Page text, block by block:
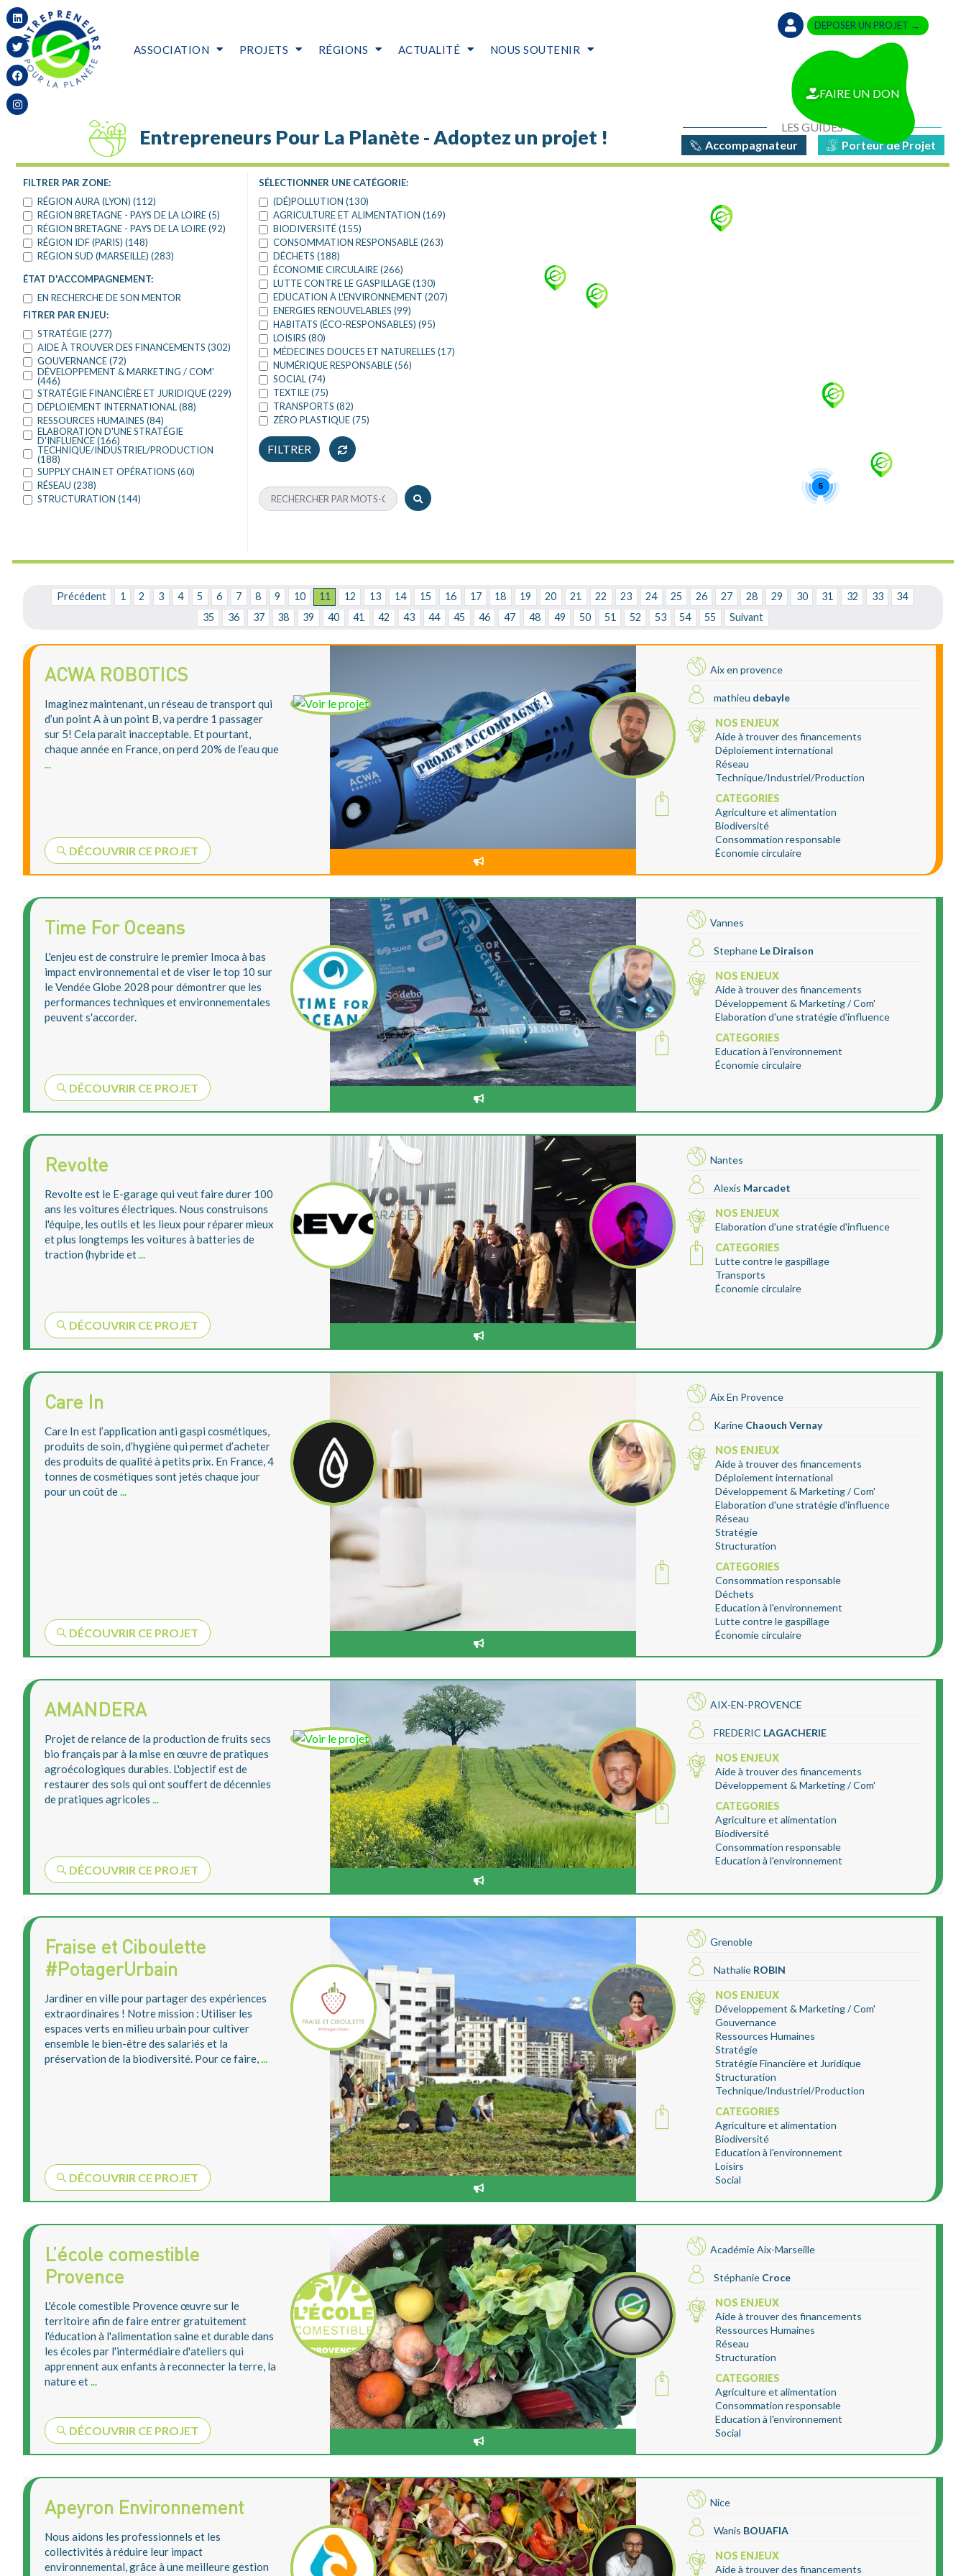
ASSOCIATION PROJETS RÉGIONS ACTUALITÉ NOUS SOUTENIR
DEPOSER UN PROJET →
FAIRE UN DON
Entrepreneurs Pour La Planète - Adoptez un projet !
LES GUIDES
Accompagnateur
Porteur de Projet
FILTRER PAR ZONE:
RÉGION AURA (LYON) (112)
RÉGION BRETAGNE - PAYS DE LA LOIRE (5)
RÉGION BRETAGNE - PAYS DE LA LOIRE (92)
RÉGION IDF (PARIS) (148)
RÉGION SUD (MARSEILLE) (283)
ÉTAT D'ACCOMPAGNEMENT:
EN RECHERCHE DE SON MENTOR
FITRER PAR ENJEU:
STRATÉGIE (277)
AIDE À TROUVER DES FINANCEMENTS (302)
GOUVERNANCE (72)
DÉVELOPPEMENT & MARKETING / COM'
(446)
STRATÉGIE FINANCIÈRE ET JURIDIQUE (229)
DÉPLOIEMENT INTERNATIONAL (88)
RESSOURCES HUMAINES (84)
ELABORATION D'UNE STRATÉGIE
D'INFLUENCE (166)
TECHNIQUE/INDUSTRIEL/PRODUCTION
(188)
SUPPLY CHAIN ET OPÉRATIONS (60)
RÉSEAU (238)
STRUCTURATION (144)
SÉLECTIONNER UNE CATÉGORIE:
(DÉ)POLLUTION (130)
AGRICULTURE ET ALIMENTATION (169)
BIODIVERSITÉ (155)
CONSOMMATION RESPONSABLE (263)
DÉCHETS (188)
ÉCONOMIE CIRCULAIRE (266)
LUTTE CONTRE LE GASPILLAGE (130)
EDUCATION À L'ENVIRONNEMENT (207)
ENERGIES RENOUVELABLES (99)
HABITATS (ÉCO-RESPONSABLES) (95)
LOISIRS (80)
MÉDECINES DOUCES ET NATURELLES (17)
NUMÉRIQUE RESPONSABLE (56)
SOCIAL (74)
TEXTILE (75)
TRANSPORTS (82)
ZÉRO PLASTIQUE (75)
5
Précédent 1 2 3 4 5 6 7 8 9 10 11 12 13 14 15 16 17 18 19 20 21 22 23 24 25 26 27 28 29 30 31 32 33
34
35
36 37 38 39 40 41 42 43 44 45 46 47 48 49 50 51 52 53 54 55 Suivant
ACWA ROBOTICS
Imaginez maintenant, un réseau de transport qui
d’un point A à un point B, va perdre 1 passager
sur 5! Cela parait inacceptable. Et pourtant,
chaque année en France, on perd 20% de l’eau que
...
DÉCOUVRIR CE PROJET
Aix en provence
mathieu debayle
NOS ENJEUX
Aide à trouver des financements
Déploiement international
Réseau
Technique/Industriel/Production
CATEGORIES
Agriculture et alimentation
Biodiversité
Consommation responsable
Économie circulaire
Time For Oceans
L'enjeu est de construire le premier Imoca à bas
impact environnemental et de viser le top 10 sur
le Vendée Globe 2028 pour démontrer que les
performances techniques et environnementales
peuvent s'accorder.
DÉCOUVRIR CE PROJET
Vannes
Stephane Le Diraison
NOS ENJEUX
Aide à trouver des financements
Développement & Marketing / Com'
Elaboration d'une stratégie d'influence
CATEGORIES
Education à l'environnement
Économie circulaire
Revolte
Revolte est le E-garage qui veut faire durer 100
ans les voitures électriques. Nous construisons
l'équipe, les outils et les lieux pour réparer mieux
et plus longtemps les voitures à batteries de
traction (hybride et...
DÉCOUVRIR CE PROJET
Nantes
Alexis Marcadet
NOS ENJEUX
Elaboration d'une stratégie d'influence
CATEGORIES
Lutte contre le gaspillage
Transports
Économie circulaire
Care In
Care In est l’application anti gaspi cosmétiques,
produits de soin, d’hygiène qui permet d’acheter
des produits de qualité à petits prix. En France, 4
tonnes de cosmétiques sont jetés chaque jour
pour un coût de...
DÉCOUVRIR CE PROJET
Aix En Provence
Karine Chaouch Vernay
NOS ENJEUX
Aide à trouver des financements
Déploiement international
Développement & Marketing / Com'
Elaboration d'une stratégie d'influence
Réseau
Stratégie
Structuration
CATEGORIES
Consommation responsable
Déchets
Education à l'environnement
Lutte contre le gaspillage
Économie circulaire
AMANDERA
Projet de relance de la production de fruits secs
bio français par à la mise en œuvre de pratiques
agroécologiques durables. L'objectif est de
restaurer des sols qui ont souffert de décennies
de pratiques agricoles ...
DÉCOUVRIR CE PROJET
AIX-EN-PROVENCE
FREDERIC LAGACHERIE
NOS ENJEUX
Aide à trouver des financements
Développement & Marketing / Com'
CATEGORIES
Agriculture et alimentation
Biodiversité
Consommation responsable
Education à l'environnement
Fraise et Ciboulette
#PotagerUrbain
Jardiner en ville pour partager des expériences
extraordinaires ! Notre mission : Utiliser les
espaces verts en milieu urbain pour cultiver
ensemble le bien-être des salariés et la
préservation de la biodiversité. Pour ce faire,...
DÉCOUVRIR CE PROJET
Grenoble
Nathalie ROBIN
NOS ENJEUX
Développement & Marketing / Com'
Gouvernance
Ressources Humaines
Stratégie
Stratégie Financière et Juridique
Structuration
Technique/Industriel/Production
CATEGORIES
Agriculture et alimentation
Biodiversité
Education à l'environnement
Loisirs
Social
L’école comestible
Provence
L'école comestible Provence œuvre sur le
territoire afin de faire entrer gratuitement
l'éducation à l'alimentation saine et durable dans
les écoles par l'intermédiaire d'ateliers qui
apprennent aux enfants à reconnecter la terre, la
nature et...
DÉCOUVRIR CE PROJET
Académie Aix-Marseille
Stéphanie Croce
NOS ENJEUX
Aide à trouver des financements
Ressources Humaines
Réseau
Structuration
CATEGORIES
Agriculture et alimentation
Consommation responsable
Education à l'environnement
Social
Apeyron Environnement
Nous aidons les professionnels et les
collectivités à réduire leur impact
environnemental, grâce à une meilleure gestion
Nice
Wanis BOUAFIA
NOS ENJEUX
Aide à trouver des financements